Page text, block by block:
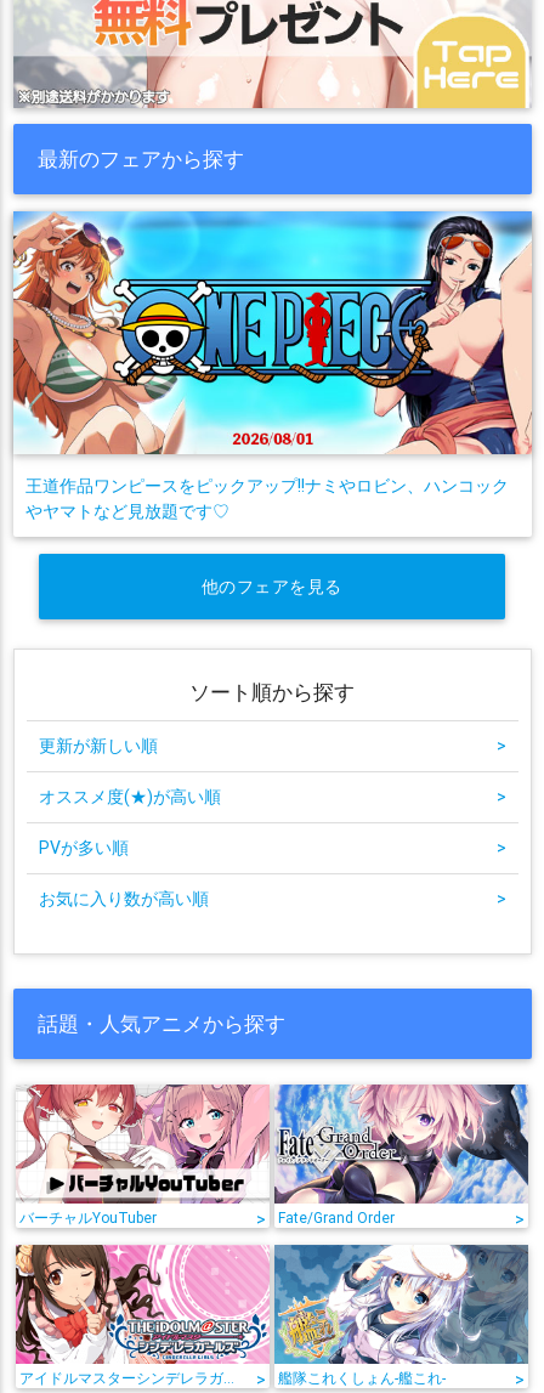
最新のフェアから探す
王道作品ワンピースをピックアップ!!ナミやロビン、ハンコック
やヤマトなど見放題です♡
他のフェアを見る
ソート順から探す
更新が新しい順 >
オススメ度(★)が高い順 >
PVが多い順 >
お気に入り数が高い順 >
話題・人気アニメから探す
バーチャルYouTuber > Fate/Grand Order >
アイドルマスターシンデレラガールズ > 艦隊これくしょん-艦これ- >